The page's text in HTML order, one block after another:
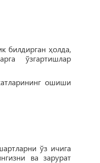
билдирган ҳолда,
ўзгартишлар
ошиши
ўз ичига
ва зарурат